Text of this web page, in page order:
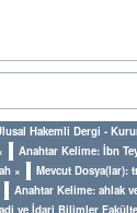
Hakemli Dergi -
Anahtar Kelime: İbn
×
Mevcut Dosya(lar):
Anahtar Kelime: ahlak
ve İdari Bilimler